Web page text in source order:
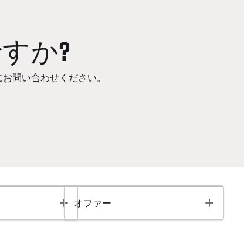
か?
問い合わせください。
Toggle
オファー Toggle